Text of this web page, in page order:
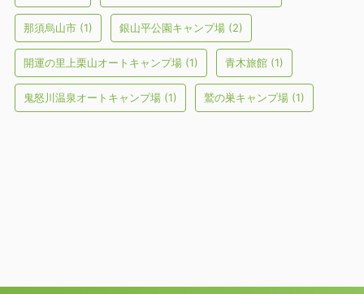
那須烏山市 (1) 銀山平公園キャンプ場 (2)
開運の里上栗山オートキャンプ場 (1) 青木旅館 (1)
鬼怒川温泉オートキャンプ場 (1) 鷲の巣キャンプ場 (1)